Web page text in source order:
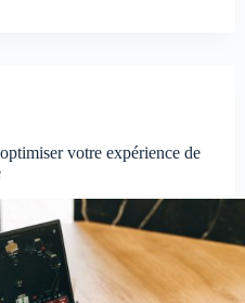
votre expérience de